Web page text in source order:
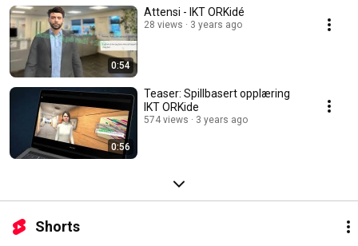
0:54
Attensi - IKT ORKidé
28 views 3 years ago
0:56
Teaser: Spillbasert opplæring
IKT ORKide
574 views 3 years ago
Shorts